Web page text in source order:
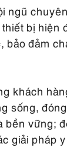
ngũ
bị hiện
đảm
khách
sống,
vững;
giải pháp